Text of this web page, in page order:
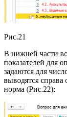
Рис.21
В нижней части
показателей для
задаются для
выводятся
норма (Рис.22):